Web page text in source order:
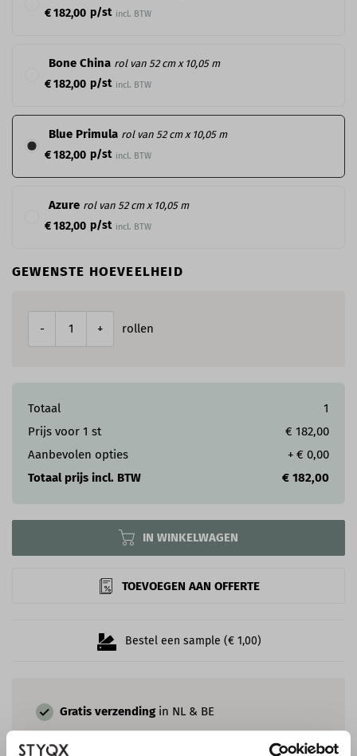
Gratis verzending in NL & BE
900+
€ 182,00 p/st incl. BTW
Bone China rol van 52 cm x 10,05 m
€ 182,00 p/st incl. BTW
Blue Primula rol van 52 cm x 10,05 m
€ 182,00 p/st incl. BTW
Azure rol van 52 cm x 10,05 m
€ 182,00 p/st incl. BTW
GEWENSTE HOEVEELHEID
- + rollen
Totaal
1
Prijs voor 1 st
€ 182,00
Aanbevolen opties
+ € 0,00
Totaal prijs incl. BTW
€ 182,00
Bestel een sample (€ 1,00)
IN WINKELWAGEN
TOEVOEGEN AAN OFFERTE